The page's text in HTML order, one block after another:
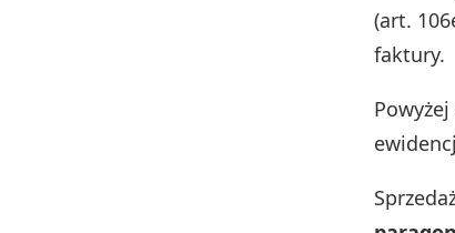
(art.
faktury.